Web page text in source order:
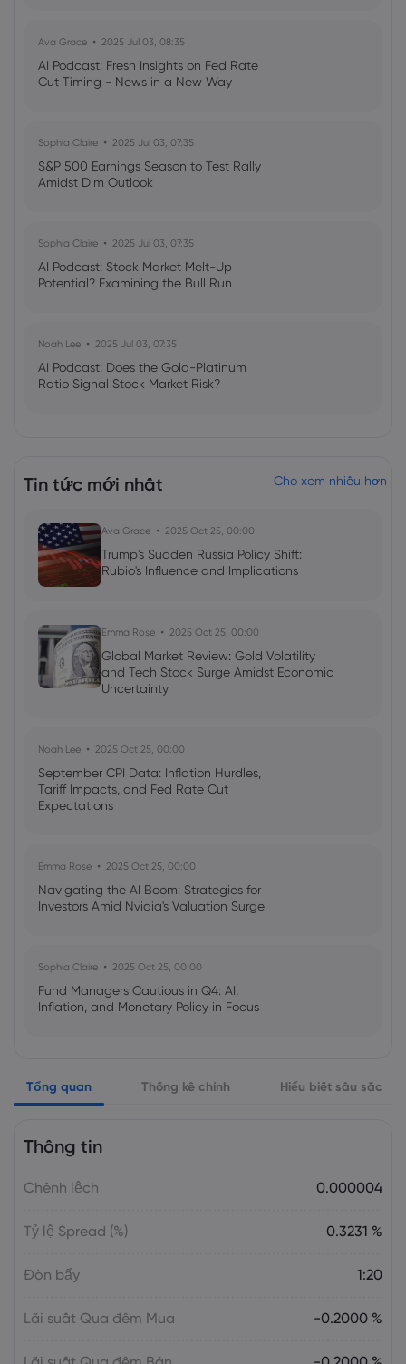
Ava Grace 2025 Jul 03, 08:35
AI Podcast: Fresh Insights on Fed Rate
Cut Timing - News in a New Way
Sophia Claire 2025 Jul 03, 07:35
S&P 500 Earnings Season to Test Rally
Amidst Dim Outlook
Sophia Claire 2025 Jul 03, 07:35
AI Podcast: Stock Market Melt-Up
Potential? Examining the Bull Run
Noah Lee 2025 Jul 03, 07:35
AI Podcast: Does the Gold-Platinum
Ratio Signal Stock Market Risk?
Tin tức mới nhất Cho xem nhiều hơn
Ava Grace 2025 Oct 25, 00:00
Trump's Sudden Russia Policy Shift:
Rubio's Influence and Implications
Emma Rose 2025 Oct 25, 00:00
Global Market Review: Gold Volatility
and Tech Stock Surge Amidst Economic
Uncertainty
Noah Lee 2025 Oct 25, 00:00
September CPI Data: Inflation Hurdles,
Tariff Impacts, and Fed Rate Cut
Expectations
Emma Rose 2025 Oct 25, 00:00
Navigating the AI Boom: Strategies for
Investors Amid Nvidia's Valuation Surge
Sophia Claire 2025 Oct 25, 00:00
Fund Managers Cautious in Q4: AI,
Inflation, and Monetary Policy in Focus
US Government Shutdown Threatens
October Inflation Data Release
US-EU Relations: Russia Sanctions Unite
Emma Rose
Tổng quan Thống kê chính Hiểu biết sâu sắc
Thông tin
Chênh lệch 0.000004
Tỷ lệ Spread (%) 0.3231 %
Đòn bẩy 1:20
Lãi suất Qua đêm Mua -0.2000 %